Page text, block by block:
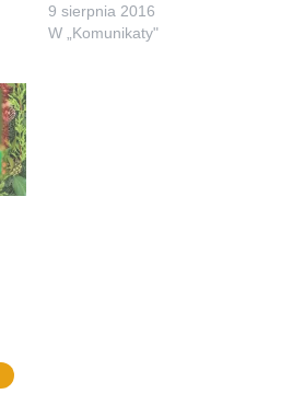
9 sierpnia 2016
W „Komunikaty"